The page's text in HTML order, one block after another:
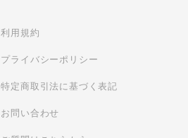
利用規約
プライバシーポリシー
特定商取引法に基づく表記
お問い合わせ